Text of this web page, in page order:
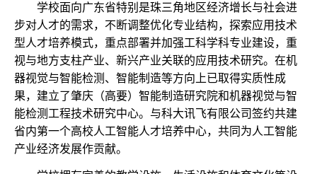
学校面向广东省特别是珠三角地区经济增长与社会进
步对人才的需求，不断调整优化专业结构，探索应用技术
型人才培养模式，重点部署并加强工科学科专业建设，重
视与地方支柱产业、新兴产业关联的应用技术研究。在机
器视觉与智能检测、智能制造等方向上已取得实质性成
果，建立了肇庆（高要）智能制造研究院和机器视觉与智
能检测工程技术研究中心。与科大讯飞有限公司签约共建
省内第一个高校人工智能人才培养中心，共同为人工智能
产业经济发展作贡献。